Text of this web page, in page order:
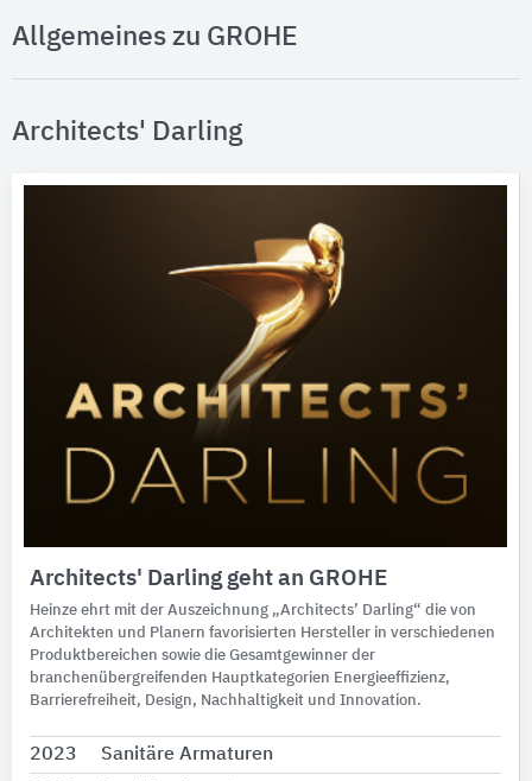
Allgemeines zu GROHE
Architects' Darling
Architects' Darling geht an GROHE
Heinze ehrt mit der Auszeichnung „Architects’ Darling“ die von
Architekten und Planern favorisierten Hersteller in verschiedenen
Produktbereichen sowie die Gesamtgewinner der
branchenübergreifenden Hauptkategorien Energieeffizienz,
Barrierefreiheit, Design, Nachhaltigkeit und Innovation.
2023
Sanitäre Armaturen